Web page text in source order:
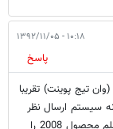
۱۰:۱۸ - ۱۳۹۲/۱۱/۰۵
پاسخ
تیج پوینت) تقریبا
سیستم ارسال نظر
خبرآنلاین اجازه تایپ انگلیسی نداد) طرح پوستر اصلی فیلم محصول 2008 را